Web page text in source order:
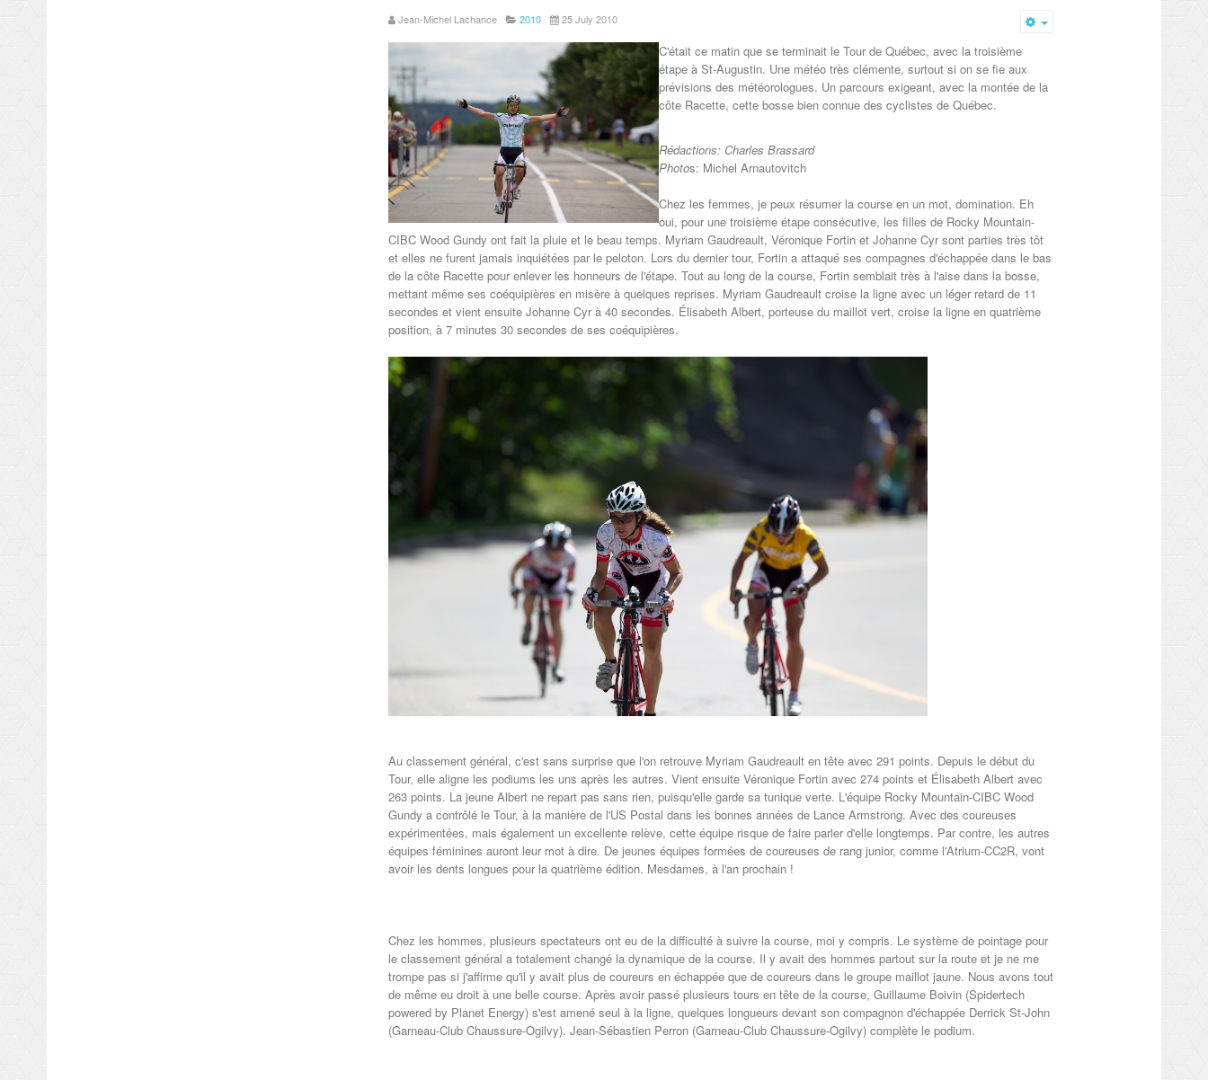
Jean-Michel Lachance 2010 25 July 2010
C'était ce matin que se terminait le Tour de Québec, avec la troisième
étape à St-Augustin. Une météo très clémente, surtout si on se fie aux
prévisions des météorologues. Un parcours exigeant, avec la montée de la
côte Racette, cette bosse bien connue des cyclistes de Québec.
Rédactions: Charles Brassard
Photos: Michel Arnautovitch
Chez les femmes, je peux résumer la course en un mot, domination. Eh
oui, pour une troisième étape consécutive, les filles de Rocky Mountain-
CIBC Wood Gundy ont fait la pluie et le beau temps. Myriam Gaudreault, Véronique Fortin et Johanne Cyr sont parties très tôt
et elles ne furent jamais inquiétées par le peloton. Lors du dernier tour, Fortin a attaqué ses compagnes d'échappée dans le bas
de la côte Racette pour enlever les honneurs de l'étape. Tout au long de la course, Fortin semblait très à l'aise dans la bosse,
mettant même ses coéquipières en misère à quelques reprises. Myriam Gaudreault croise la ligne avec un léger retard de 11
secondes et vient ensuite Johanne Cyr à 40 secondes. Élisabeth Albert, porteuse du maillot vert, croise la ligne en quatrième
position, à 7 minutes 30 secondes de ses coéquipières.
Au classement général, c'est sans surprise que l'on retrouve Myriam Gaudreault en tête avec 291 points. Depuis le début du
Tour, elle aligne les podiums les uns après les autres. Vient ensuite Véronique Fortin avec 274 points et Élisabeth Albert avec
263 points. La jeune Albert ne repart pas sans rien, puisqu'elle garde sa tunique verte. L'équipe Rocky Mountain-CIBC Wood
Gundy a contrôlé le Tour, à la manière de l'US Postal dans les bonnes années de Lance Armstrong. Avec des coureuses
expérimentées, mais également un excellente relève, cette équipe risque de faire parler d'elle longtemps. Par contre, les autres
équipes féminines auront leur mot à dire. De jeunes équipes formées de coureuses de rang junior, comme l'Atrium-CC2R, vont
avoir les dents longues pour la quatrième édition. Mesdames, à l'an prochain !
Chez les hommes, plusieurs spectateurs ont eu de la difficulté à suivre la course, moi y compris. Le système de pointage pour
le classement général a totalement changé la dynamique de la course. Il y avait des hommes partout sur la route et je ne me
trompe pas si j'affirme qu'il y avait plus de coureurs en échappée que de coureurs dans le groupe maillot jaune. Nous avons tout
de même eu droit à une belle course. Après avoir passé plusieurs tours en tête de la course, Guillaume Boivin (Spidertech
powered by Planet Energy) s'est amené seul à la ligne, quelques longueurs devant son compagnon d'échappée Derrick St-John
(Garneau-Club Chaussure-Ogilvy). Jean-Sébastien Perron (Garneau-Club Chaussure-Ogilvy) complète le podium.